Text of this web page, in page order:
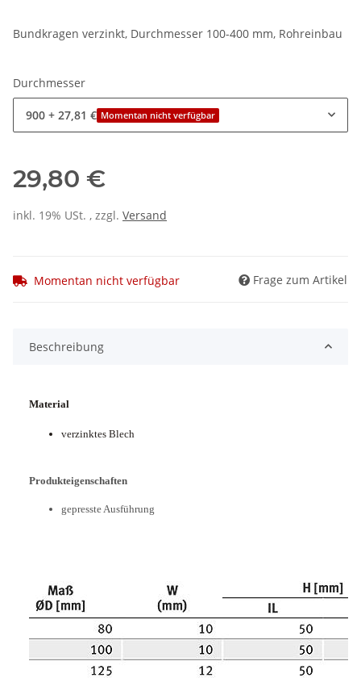
Bundkragen verzinkt, Durchmesser 100-400 mm, Rohreinbau
Durchmesser
900 + 27,81 € Momentan nicht verfügbar
29,80 €
inkl. 19% USt. , zzgl. Versand
Momentan nicht verfügbar Frage zum Artikel
Beschreibung
Material
verzinktes Blech
Produkteigenschaften
gepresste Ausführung